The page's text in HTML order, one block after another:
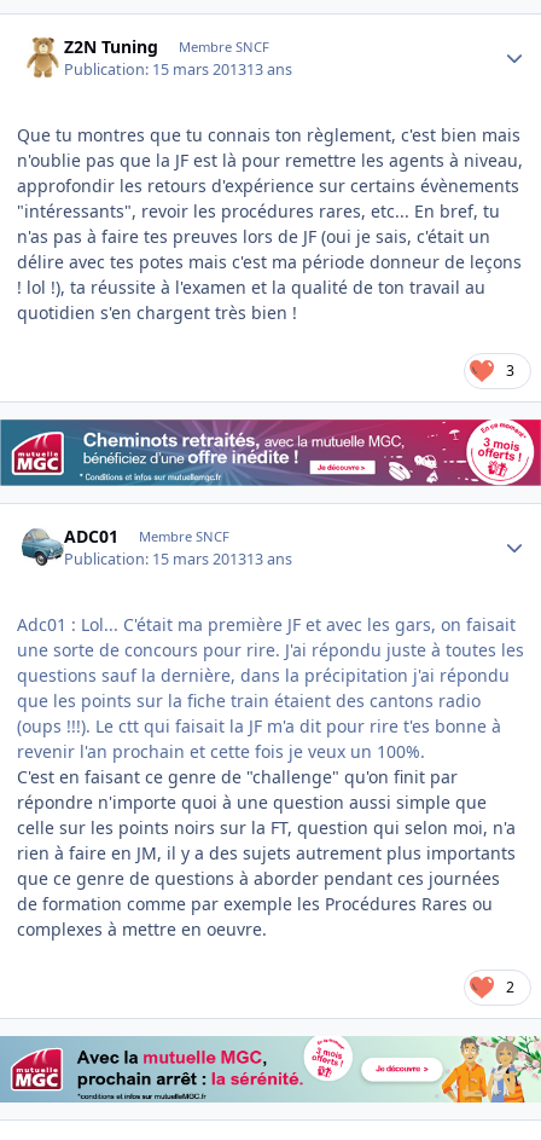
Z2N Tuning Membre SNCF
Publication: 15 mars 201313 ans
Que tu montres que tu connais ton règlement, c'est bien mais
n'oublie pas que la JF est là pour remettre les agents à niveau,
approfondir les retours d'expérience sur certains évènements
"intéressants", revoir les procédures rares, etc... En bref, tu
n'as pas à faire tes preuves lors de JF (oui je sais, c'était un
délire avec tes potes mais c'est ma période donneur de leçons
! lol !), ta réussite à l'examen et la qualité de ton travail au
quotidien s'en chargent très bien !
3
ADC01 Membre SNCF
Publication: 15 mars 201313 ans
Adc01 : Lol... C'était ma première JF et avec les gars, on faisait
une sorte de concours pour rire. J'ai répondu juste à toutes les
questions sauf la dernière, dans la précipitation j'ai répondu
que les points sur la fiche train étaient des cantons radio
(oups !!!). Le ctt qui faisait la JF m'a dit pour rire t'es bonne à
revenir l'an prochain et cette fois je veux un 100%.
C'est en faisant ce genre de "challenge" qu'on finit par
répondre n'importe quoi à une question aussi simple que
celle sur les points noirs sur la FT, question qui selon moi, n'a
rien à faire en JM, il y a des sujets autrement plus importants
que ce genre de questions à aborder pendant ces journées
de formation comme par exemple les Procédures Rares ou
complexes à mettre en oeuvre.
2